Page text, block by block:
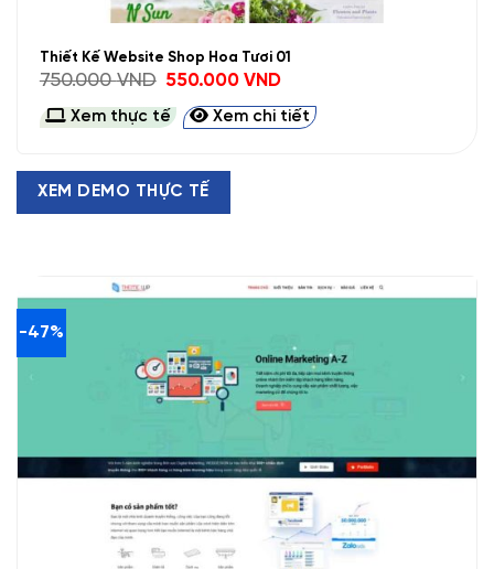
Thiết Kế Website Shop Hoa Tươi 01
750.000VND
Giá
gốc
là:
750.000 VND.
550.000VNDGiá
tại
là:
550.000 VND.
Xem thực tế Xem chi tiết
XEM DEMO THỰC TẾ
-47%